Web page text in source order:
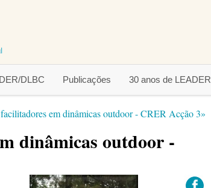
DLBC Publicações 30 anos de LEADER
em dinâmicas outdoor - CRER Acção 3»
dinâmicas outdoor -